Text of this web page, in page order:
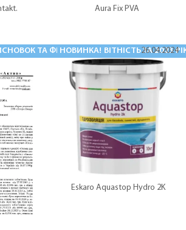
Aura Fix PVA
ТА ФІНАНСОВА ЗВІТНІСТЬ ЗА 2023
НОВИНКА! 26.04.2024
Eskaro Aquastop Hydro 2K